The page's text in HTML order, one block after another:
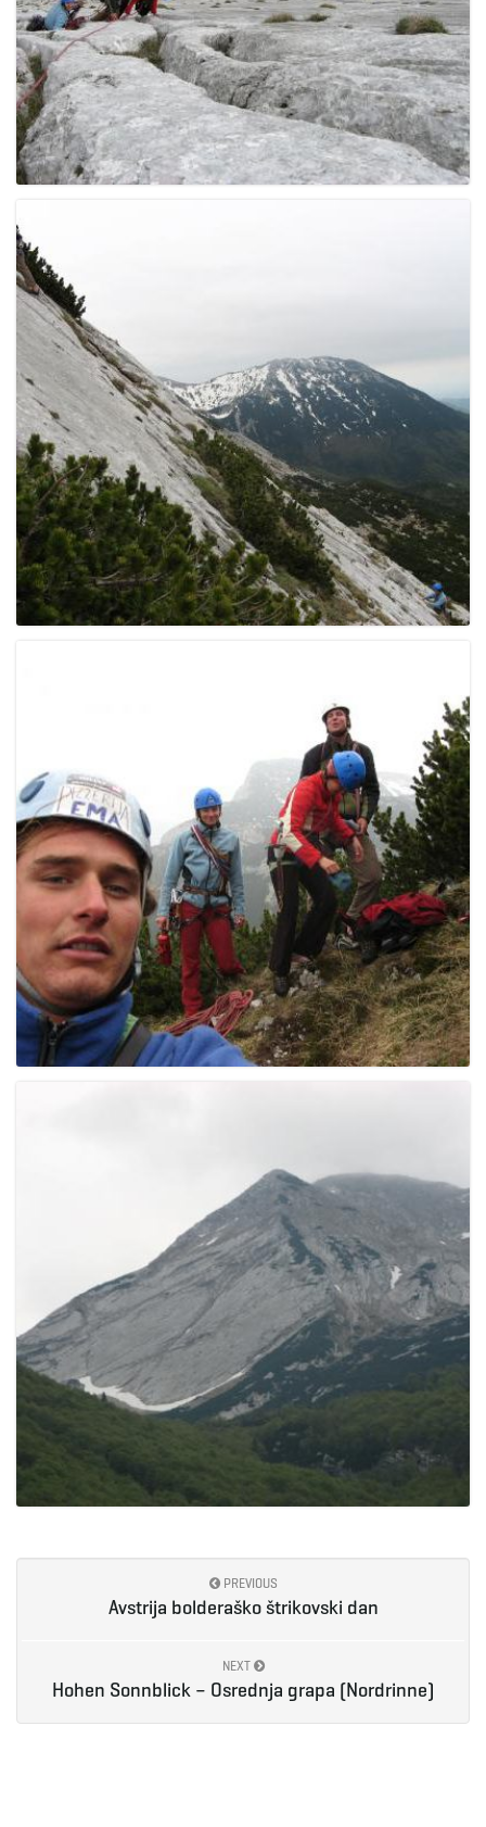
t
i
n
PREVIOUS
Avstrija bolderaško štrikovski dan
NEXT
Hohen Sonnblick – Osrednja grapa (Nordrinne)